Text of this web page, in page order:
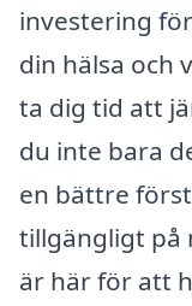
investering
din hälsa och
ta dig tid att
du inte bara
en bättre
tillgängligt på
är här för att